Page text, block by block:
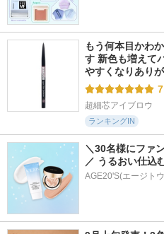
もう何本目かわ
す 新色も増えて
やすくなりあり
7
超細芯アイブロウ
ランキングIN
＼30名様にファ
／ うるおい仕込
AGE20'S(エージト